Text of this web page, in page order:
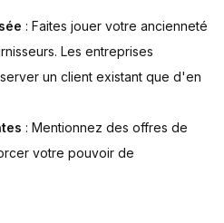
: Faites jouer votre ancienneté
Les entreprises
un client existant que d'en
: Mentionnez des offres de
votre pouvoir de